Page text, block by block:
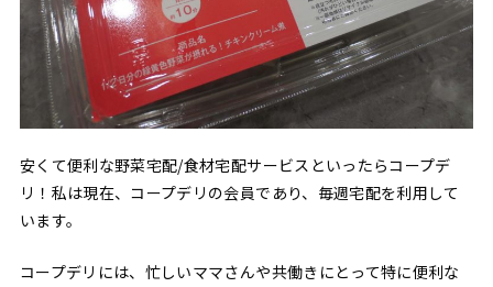
安くて便利な野菜宅配/食材宅配サービスといったらコープデ
リ！私は現在、コープデリの会員であり、毎週宅配を利用して
います。
コープデリには、忙しいママさんや共働きにとって特に便利な